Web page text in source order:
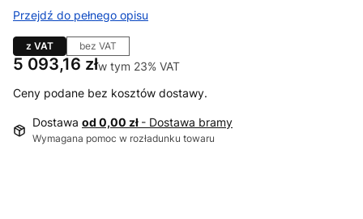
Przejdź do pełnego opisu
z VAT bez VAT
Cena
5 093,16 złw tym 23% VAT
w tym 23% VAT
Ceny podane bez kosztów dostawy.
Dostawa od 0,00 zł - Dostawa bramy
Wymagana pomoc w rozładunku towaru